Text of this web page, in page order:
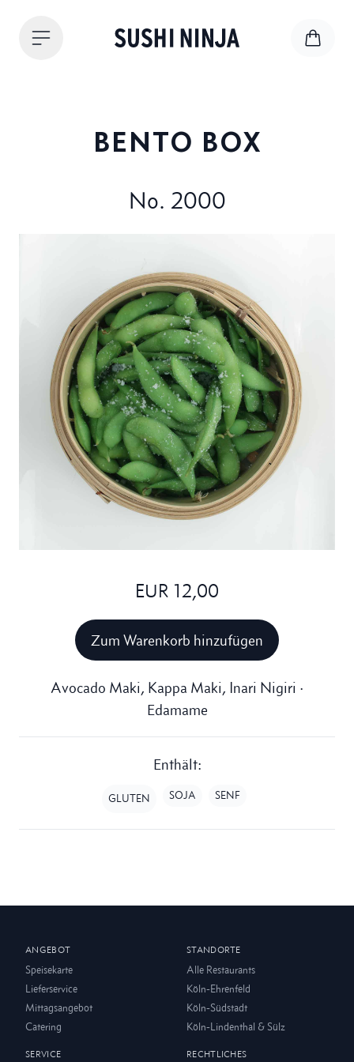
BENTO BOX
No. 2000
EUR 12,00
Zum Warenkorb hinzufügen
Avocado Maki, Kappa Maki, Inari Nigiri ·
Edamame
Enthält:
GLUTEN SOJA SENF
ANGEBOT
Speisekarte
Lieferservice
Mittagsangebot
Catering
STANDORTE
Alle Restaurants
Köln-Ehrenfeld
Köln-Südstadt
Köln-Lindenthal & Sülz
SERVICE RECHTLICHES